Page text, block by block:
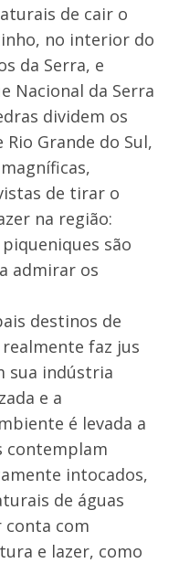
de cair o
no interior do
da Serra, e
Nacional da Serra
dividem os
Grande do Sul,
de tirar o
na região:
são
admirar os
destinos de
faz jus
sua indústria
e a
é levada a
contemplam
intocados,
de águas
conta com
e lazer, como